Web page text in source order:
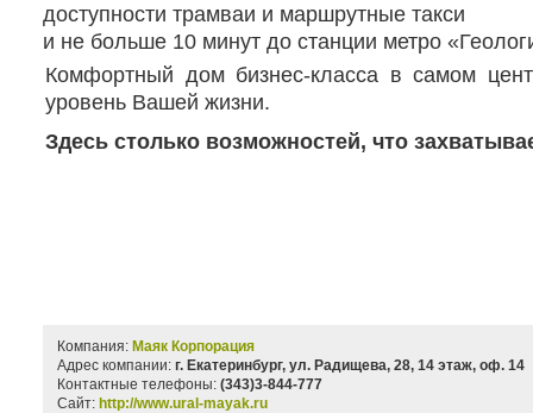
доступности трамваи и маршрутные такси
и не больше 10 минут до станции метро
Комфортный дом бизнес-класса в самом
уровень Вашей жизни.
Здесь столько возможностей, что
Компания: Маяк Корпорация
Адрес компании: г. Екатеринбург, ул. Радищева, 28, 14 этаж, оф. 14
Контактные телефоны: (343)3-844-777
Сайт: http://www.ural-mayak.ru